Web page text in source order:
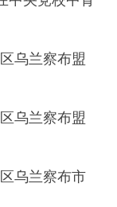
乌兰察布盟
乌兰察布盟
乌兰察布市